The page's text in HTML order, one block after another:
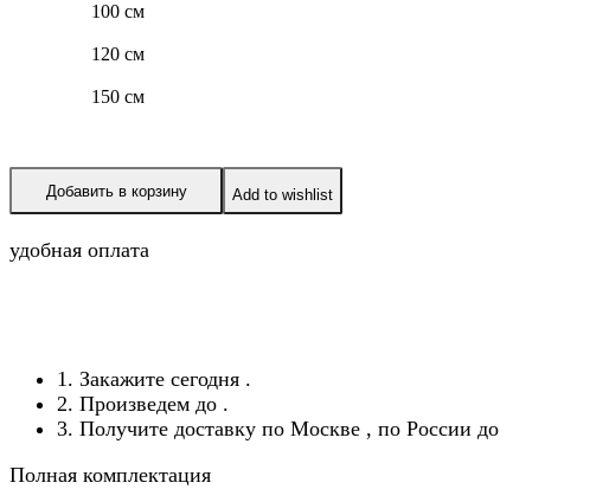
100 см
120 см
150 см
Добавить в корзину Add to wishlist
удобная оплата
1. Закажите сегодня .
2. Произведем до .
3. Получите доставку по Москве , по России до
Полная комплектация